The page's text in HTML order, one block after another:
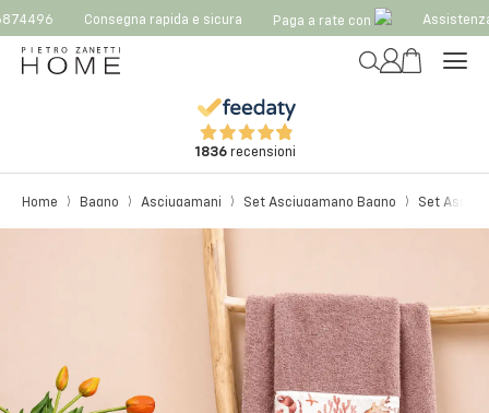
Consegna rapida e sicura Paga a rate con Assistenza
1836recensioni
Home Bagno Asciugamani Set Asciugamano Bagno Set